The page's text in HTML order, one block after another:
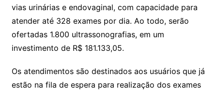
vias urinárias e endovaginal, com capacidade para
atender até 328 exames por dia. Ao todo, serão
ofertadas 1.800 ultrassonografias, em um
investimento de R$ 181.133,05.
Os atendimentos são destinados aos usuários que já
estão na fila de espera para realização dos exames